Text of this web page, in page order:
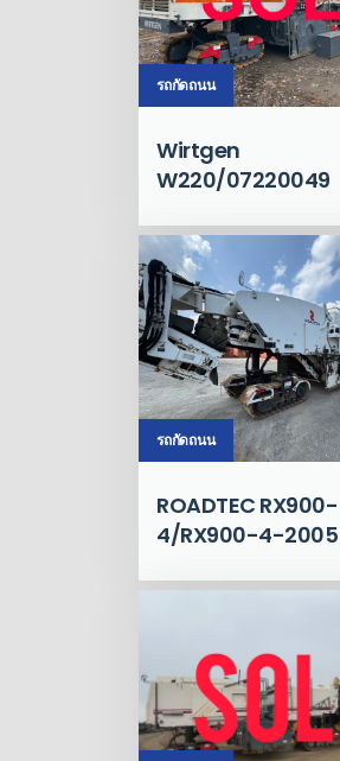
รถกัดถนน
Wirtgen
W220/07220049
รถกัดถนน
ROADTEC RX900-
4/RX900-4-2005